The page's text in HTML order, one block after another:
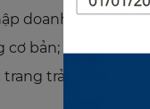
doanh nghiệp;
cơ bản;
trải bằng